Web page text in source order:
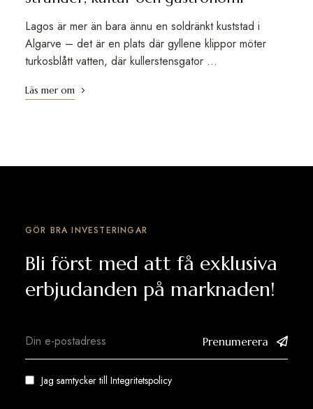
Lagos är mer än bara ännu en soldränkt kuststad i
Algarve – det är en plats där gyllene klippor möter
turkosblått vatten, där kullerstensgator …
Läs mer om
GÖR BRA INVESTERINGAR
Bli först med att få exklusiva
erbjudanden på marknaden!
Prenumerera
Jag samtycker till Integritetspolicy